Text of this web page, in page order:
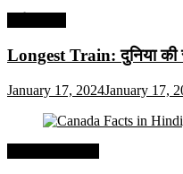
Longest Train: दुनिया की
January 17, 2024January 17,